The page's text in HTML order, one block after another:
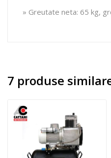
» Greutate neta: 65 kg,
7 produse